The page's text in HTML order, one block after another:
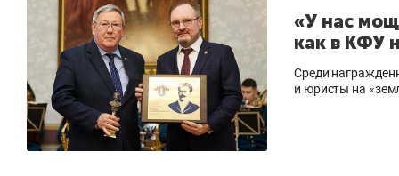
«У нас
как в КФУ
Среди
и юристы на